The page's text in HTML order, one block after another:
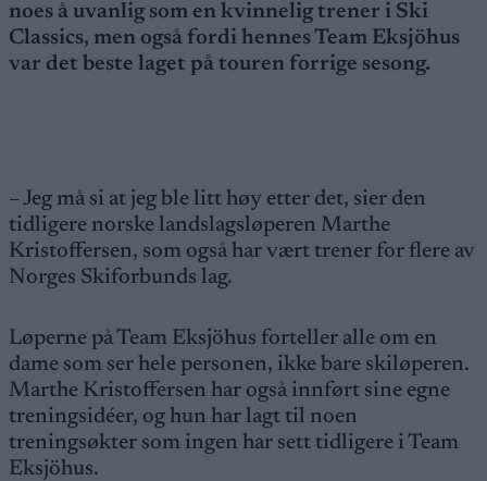
noes å uvanlig som en kvinnelig trener i Ski
Classics, men også fordi hennes Team Eksjöhus
var det beste laget på touren forrige sesong.
– Jeg må si at jeg ble litt høy etter det, sier den
tidligere norske landslagsløperen Marthe
Kristoffersen, som også har vært trener for flere av
Norges Skiforbunds lag.
Løperne på Team Eksjöhus forteller alle om en
dame som ser hele personen, ikke bare skiløperen.
Marthe Kristoffersen har også innført sine egne
treningsidéer, og hun har lagt til noen
treningsøkter som ingen har sett tidligere i Team
Eksjöhus.